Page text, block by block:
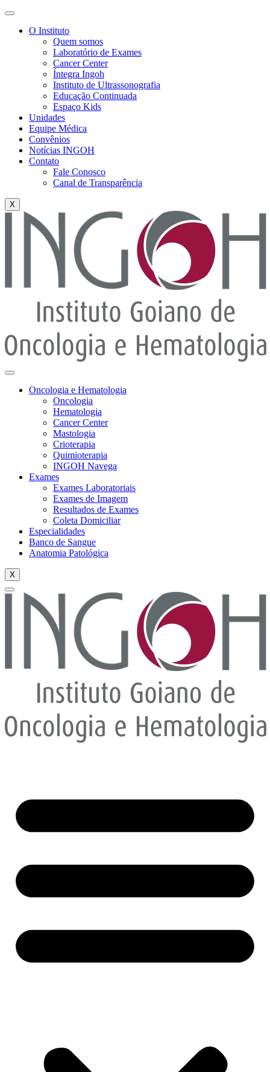
O Instituto
Quem somos
Laboratório de Exames
Cancer Center
Íntegra Ingoh
Instituto de Ultrassonografia
Educação Continuada
Espaço Kids
Unidades
Equipe Médica
Convênios
Notícias INGOH
Contato
Fale Conosco
Canal de Transparência
X
Oncologia e Hematologia
Oncologia
Hematologia
Cancer Center
Mastologia
Crioterapia
Quimioterapia
INGOH Navega
Exames
Exames Laboratoriais
Exames de Imagem
Resultados de Exames
Coleta Domiciliar
Especialidades
Banco de Sangue
Anatomia Patológica
X